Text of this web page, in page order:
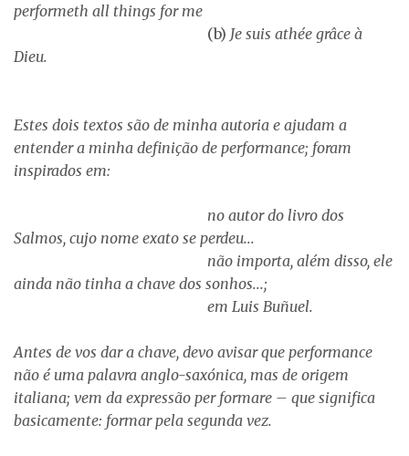
performeth all things for me
(b) Je suis athée grâce à
Dieu.
Estes dois textos são de minha autoria e ajudam a
entender a minha definição de performance; foram
inspirados em:
no autor do livro dos
Salmos, cujo nome exato se perdeu...
não importa, além disso, ele
ainda não tinha a chave dos sonhos...;
em Luis Buñuel.
Antes de vos dar a chave, devo avisar que performance
não é uma palavra anglo-saxónica, mas de origem
italiana; vem da expressão per formare – que significa
basicamente: formar pela segunda vez.